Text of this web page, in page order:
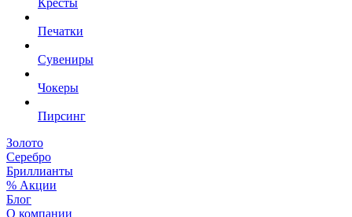
Кресты
Печатки
Сувениры
Чокеры
Пирсинг
Золото
Серебро
Бриллианты
% Акции
Блог
О компании